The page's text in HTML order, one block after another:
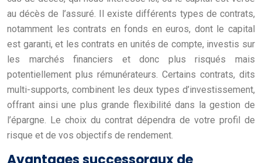
au décès de l’assuré. Il existe différents types de contrats,
notamment les contrats en fonds en euros, dont le capital
est garanti, et les contrats en unités de compte, investis sur
les marchés financiers et donc plus risqués mais
potentiellement plus rémunérateurs. Certains contrats, dits
multi-supports, combinent les deux types d’investissement,
offrant ainsi une plus grande flexibilité dans la gestion de
l’épargne. Le choix du contrat dépendra de votre profil de
risque et de vos objectifs de rendement.